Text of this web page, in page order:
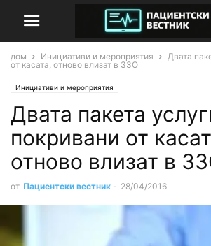
дом Инициативи и мероприятия
Двата
от касата, отново влизат в ЗЗО
Инициативи и мероприятия
Двата пакета
покривани от
отново влизат в
от Пациентски вестник - 28/04/2016